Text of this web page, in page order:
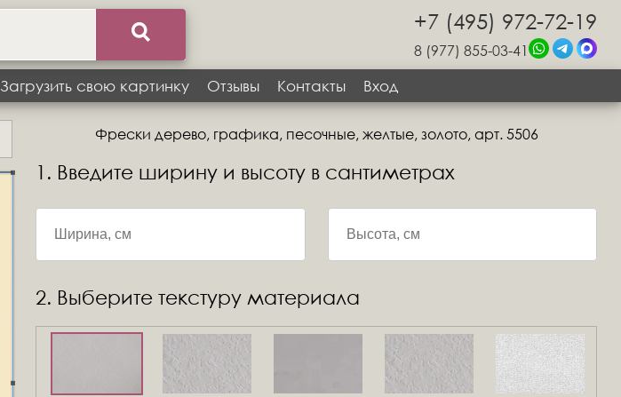
+7 (495) 972-72-19
8 (977) 855-03-41
Загрузить свою картинку Отзывы Контакты Вход
Фрески дерево, графика, песочные, желтые, золото, арт. 5506
1. Введите ширину и высоту в сантиметрах
2. Выберите текстуру материала